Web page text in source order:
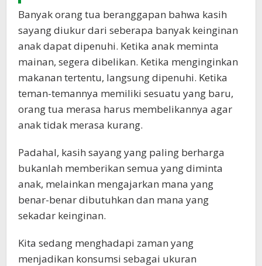
Banyak orang tua beranggapan bahwa kasih
sayang diukur dari seberapa banyak keinginan
anak dapat dipenuhi. Ketika anak meminta
mainan, segera dibelikan. Ketika menginginkan
makanan tertentu, langsung dipenuhi. Ketika
teman-temannya memiliki sesuatu yang baru,
orang tua merasa harus membelikannya agar
anak tidak merasa kurang.
Padahal, kasih sayang yang paling berharga
bukanlah memberikan semua yang diminta
anak, melainkan mengajarkan mana yang
benar-benar dibutuhkan dan mana yang
sekadar keinginan.
Kita sedang menghadapi zaman yang
menjadikan konsumsi sebagai ukuran